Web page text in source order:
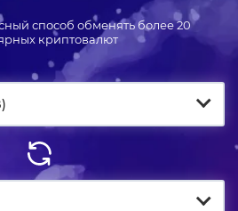
способ обменять более 20
криптовалют